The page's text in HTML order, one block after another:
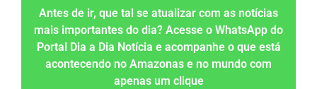
Antes de ir, que tal se atualizar com as notícias
mais importantes do dia? Acesse o WhatsApp do
Portal Dia a Dia Notícia e acompanhe o que está
acontecendo no Amazonas e no mundo com
apenas um clique